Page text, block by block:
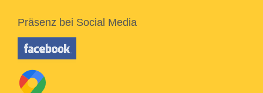
Präsenz bei Social Media